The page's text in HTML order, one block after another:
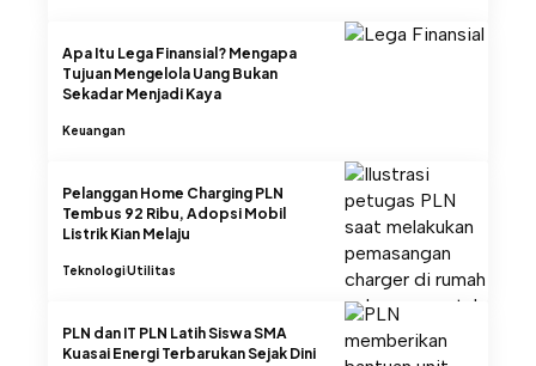
Apa Itu Lega Finansial? Mengapa
Tujuan Mengelola Uang Bukan
Sekadar Menjadi Kaya
Keuangan
Pelanggan Home Charging PLN
Tembus 92 Ribu, Adopsi Mobil
Listrik Kian Melaju
TeknologiUtilitas
PLN dan IT PLN Latih Siswa SMA
Kuasai Energi Terbarukan Sejak Dini